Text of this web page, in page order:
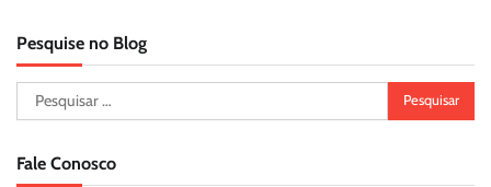
Pesquise no Blog
Pesquisar
por:
Fale Conosco